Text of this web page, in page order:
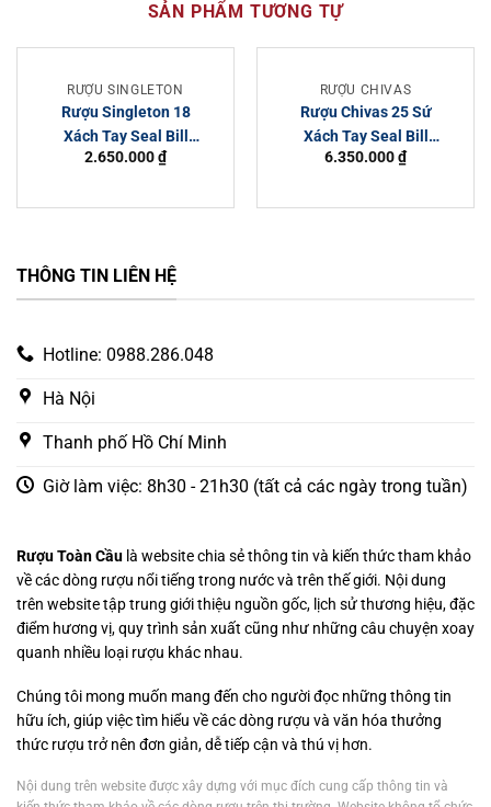
SẢN PHẨM TƯƠNG TỰ
RƯỢU SINGLETON
Rượu Singleton 18
Xách Tay Seal Bill
Duty Free 700ml
2.650.000₫
RƯỢU CHIVAS
Rượu Chivas 25 Sứ
Xách Tay Seal Bill
Duty Free 700ml
6.350.000₫
THÔNG TIN LIÊN HỆ
Hotline: 0988.286.048
Hà Nội
Thanh phố Hồ Chí Minh
Giờ làm việc: 8h30 - 21h30 (tất cả các ngày trong tuần)
Rượu Toàn Cầu là website chia sẻ thông tin và kiến thức tham khảo
về các dòng rượu nổi tiếng trong nước và trên thế giới. Nội dung
trên website tập trung giới thiệu nguồn gốc, lịch sử thương hiệu, đặc
điểm hương vị, quy trình sản xuất cũng như những câu chuyện xoay
quanh nhiều loại rượu khác nhau.
Chúng tôi mong muốn mang đến cho người đọc những thông tin
hữu ích, giúp việc tìm hiểu về các dòng rượu và văn hóa thưởng
thức rượu trở nên đơn giản, dễ tiếp cận và thú vị hơn.
Nội dung trên website được xây dựng với mục đích cung cấp thông tin và